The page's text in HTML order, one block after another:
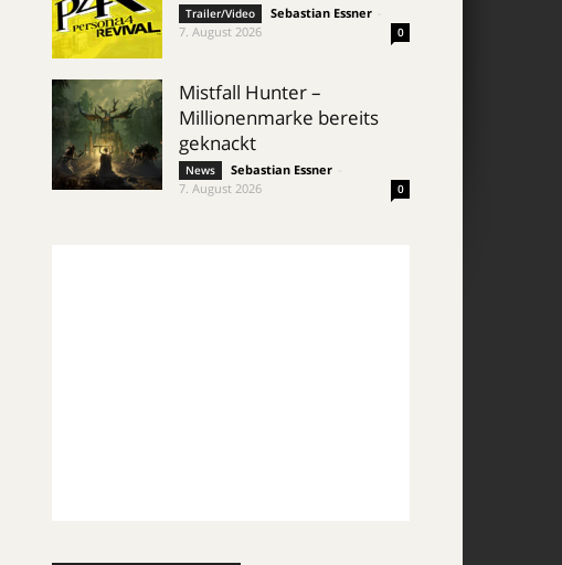
Trailer/Video Sebastian Essner
7. August 2026
0
Mistfall Hunter –
Millionenmarke bereits
geknackt
News Sebastian Essner
7. August 2026
0